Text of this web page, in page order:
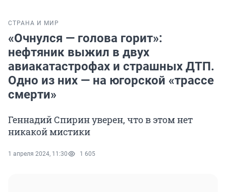
СТРАНА И МИР
«Очнулся — голова горит»:
нефтяник выжил в двух
авиакатастрофах и страшных ДТП.
Одно из них — на югорской «трассе
смерти»
Геннадий Спирин уверен, что в этом нет
никакой мистики
1 апреля 2024, 11:30 1 605